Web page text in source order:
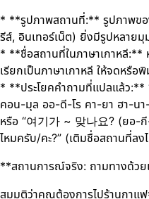
* **รูปภาพสถานที่:** รูปภาพข
รีส์, อินเทอร์เน็ต) ยิ่งมีรูปหลาย
* **ชื่อสถานที่ในภาษาเกาหลี
เรียกเป็นภาษาเกาหลี ให้จดหรือ
* **ประโยคคำถามที่แปลแล้ว
คอน-มุล ออ-ดี-โร คา-ยา ฮา-นา
หรือ “여기가 ~ 맞나요? (ยอ-
ไหมครับ/คะ?” (เติมชื่อสถานที่ลง
**สถานการณ์จริง: ถามทางด้ว
สมมติว่าคุณต้องการไปร้านกาแ